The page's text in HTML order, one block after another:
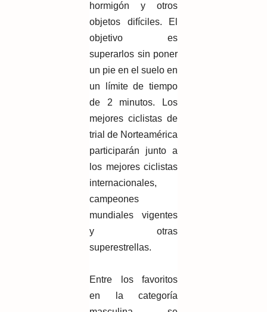
hormigón y otros
objetos difíciles. El
objetivo es
superarlos sin poner
un pie en el suelo en
un límite de tiempo
de 2 minutos. Los
mejores ciclistas de
trial de Norteamérica
participarán junto a
los mejores ciclistas
internacionales,
campeones
mundiales vigentes
y otras
superestrellas.
Entre los favoritos
en la categoría